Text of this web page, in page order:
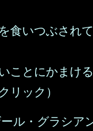
食いつぶされ
ことにかまけ
リック）
ル・グラシア